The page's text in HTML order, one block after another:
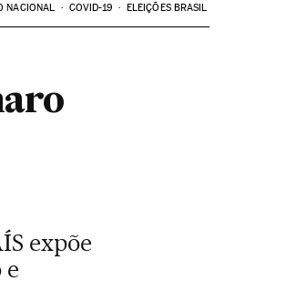
NACIONAL COVID-19 ELEIÇÕES BRASIL
expõe
e